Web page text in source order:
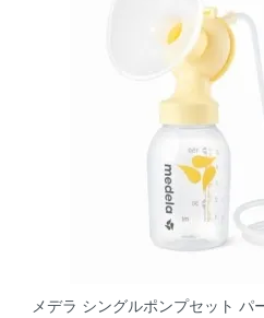
メデラ シングルポンプセット パ